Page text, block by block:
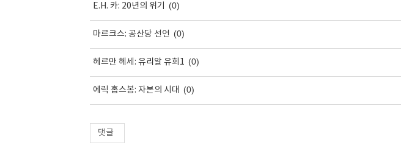
E.H. 카: 20년의 위기 (0)
마르크스: 공산당 선언 (0)
헤르만 헤세: 유리알 유희1 (0)
에릭 홉스봄: 자본의 시대 (0)
댓글